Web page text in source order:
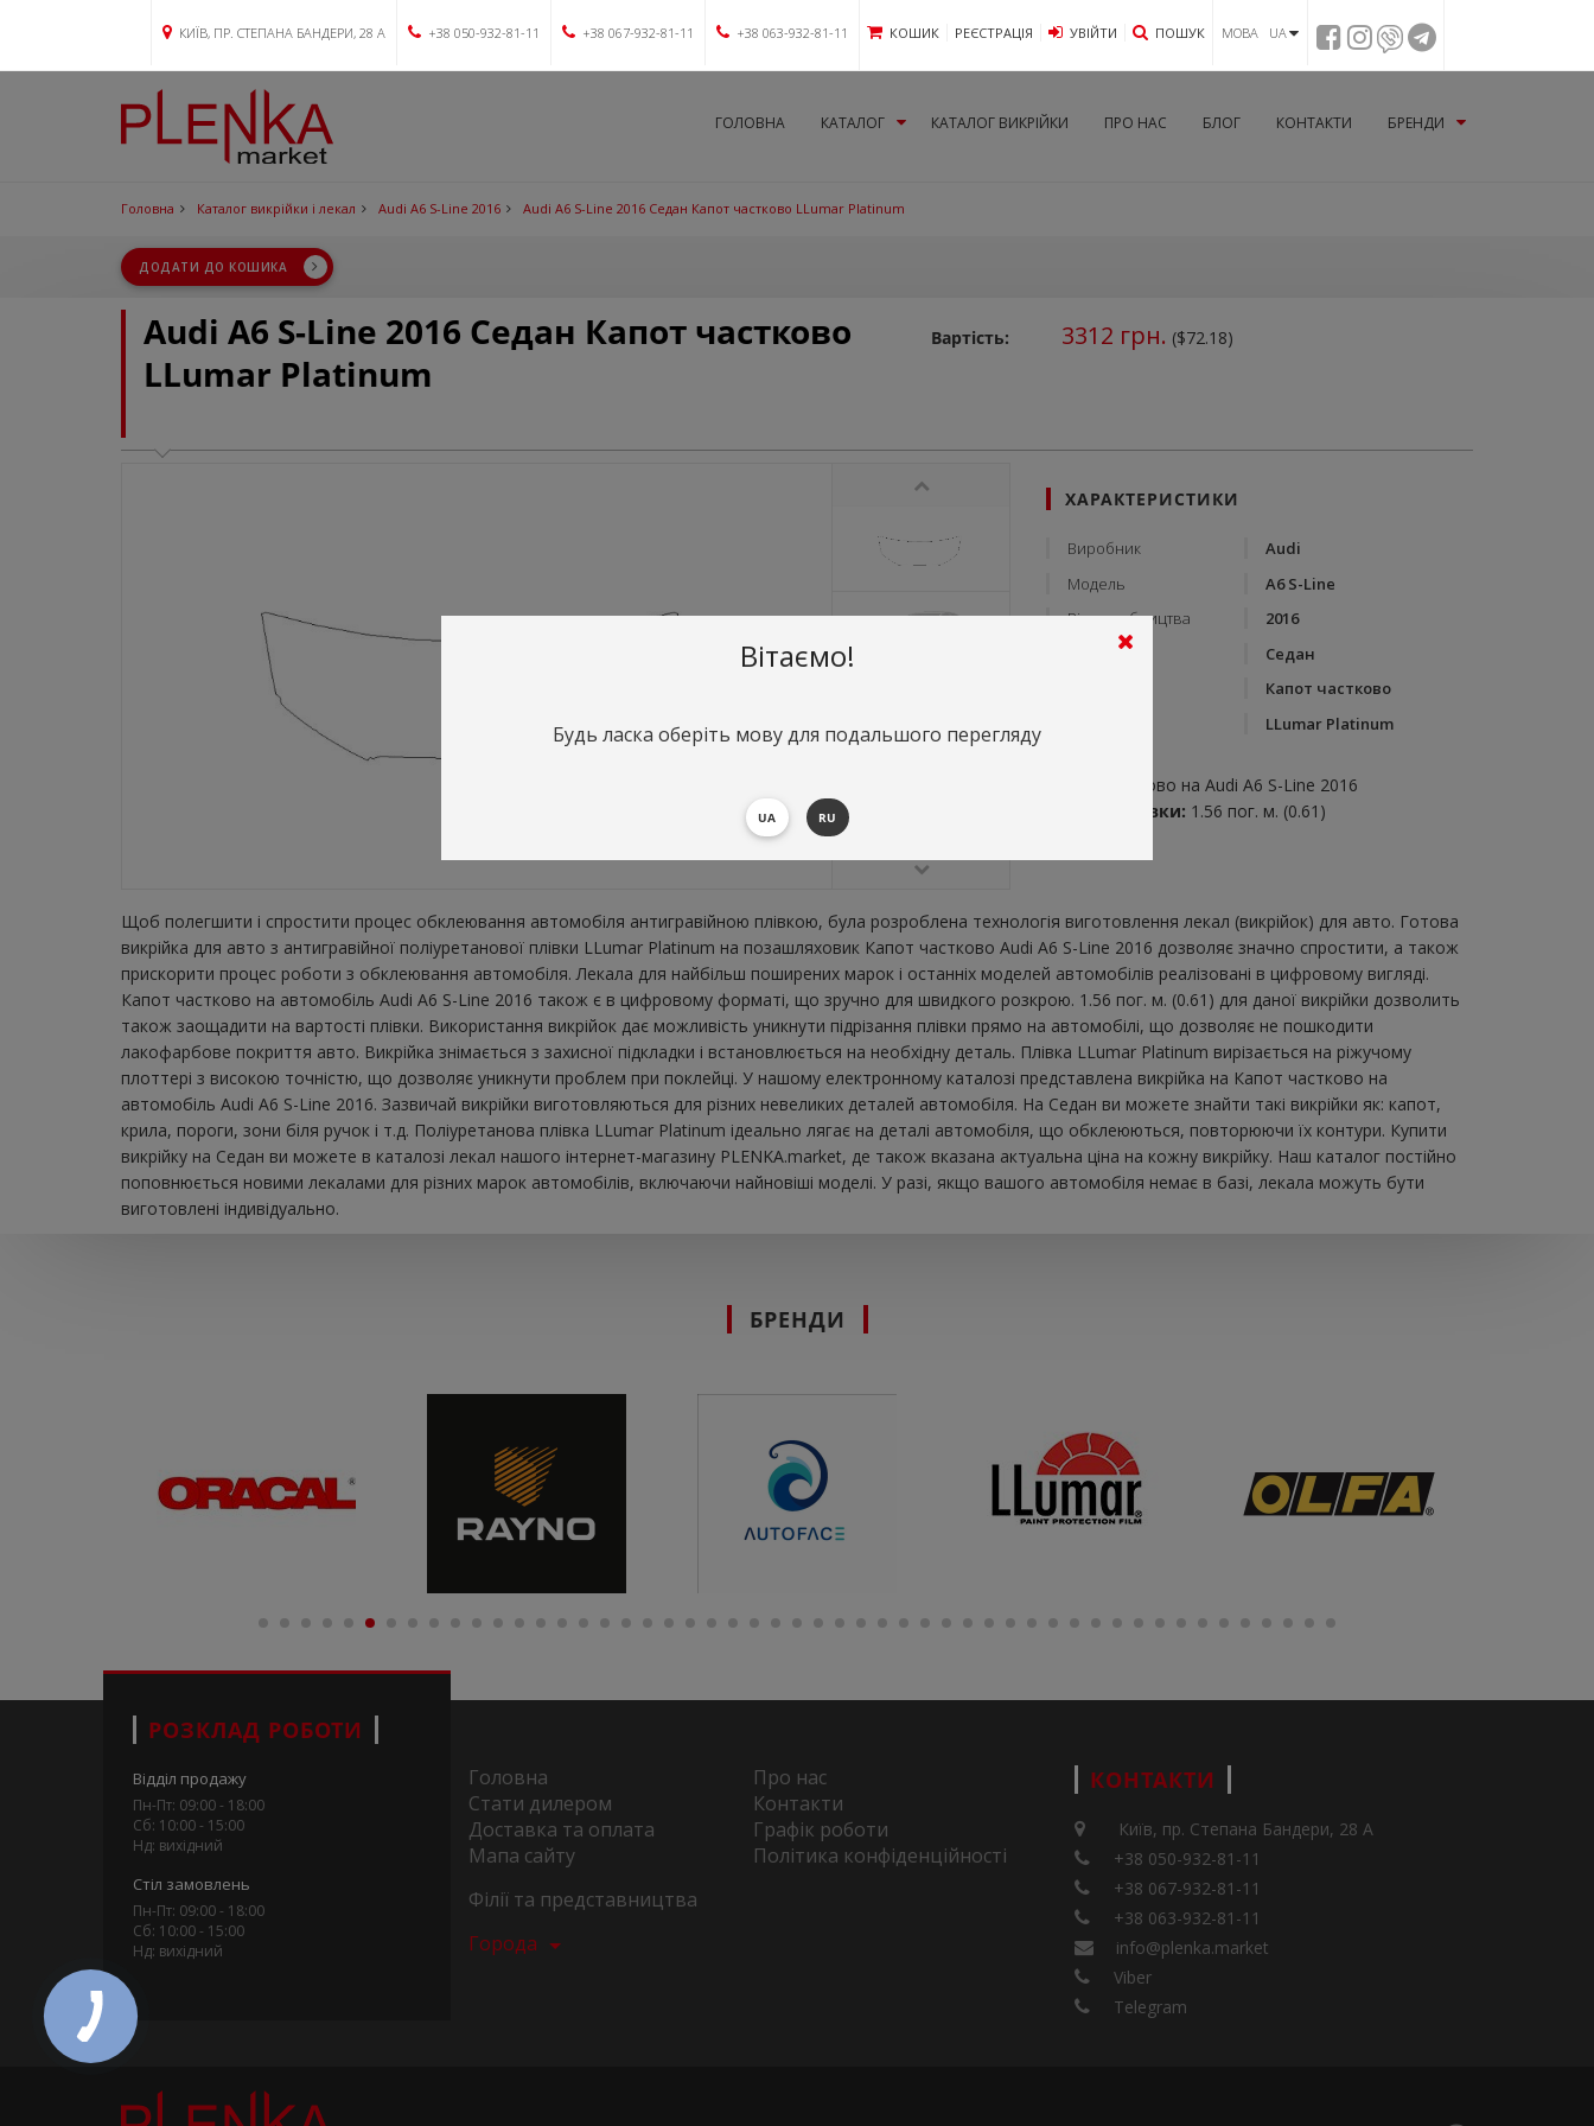
КИЇВ, ПР. СТЕПАНА БАНДЕРИ, 28 А +38 050-932-81-11 +38 067-932-81-11 +38 063-932-81-11 КОШИК РЕЄСТРАЦІЯ УВIЙТИ ПОШУК МОВА UA
ГОЛОВНА КАТАЛОГ КАТАЛОГ ВИКРІЙКИ ПРО НАС БЛОГ КОНТАКТИ БРЕНДИ
Головна Каталог викрійки і лекал Audi A6 S-Line 2016 Audi A6 S-Line 2016 Седан Капот частково LLumar Platinum
ДОДАТИ ДО КОШИКА
Audi A6 S-Line 2016 Седан Капот частково
LLumar Platinum
Вартість: 3312 грн. ($72.18)
ХАРАКТЕРИСТИКИ
Виробник
Audi
Модель
A6 S-Line
Рік виробництва
2016
Тип кузову
Седан
Капот частково
LLumar Platinum
Капот частково на Audi A6 S-Line 2016
Витрата плівки: 1.56 пог. м. (0.61)
Щоб полегшити і спростити процес обклеювання автомобіля антигравійною плівкою, була розроблена технологія виготовлення лекал (викрійок) для авто. Готова
викрійка для авто з антигравійної поліуретанової плівки LLumar Platinum на позашляховик Капот частково Audi A6 S-Line 2016 дозволяє значно спростити, а також
прискорити процес роботи з обклеювання автомобіля. Лекала для найбільш поширених марок і останніх моделей автомобілів реалізовані в цифровому вигляді.
Капот частково на автомобіль Audi A6 S-Line 2016 також є в цифровому форматі, що зручно для швидкого розкрою. 1.56 пог. м. (0.61) для даної викрійки дозволить
також заощадити на вартості плівки. Використання викрійок дає можливість уникнути підрізання плівки прямо на автомобілі, що дозволяє не пошкодити
лакофарбове покриття авто. Викрійка знімається з захисної підкладки і встановлюється на необхідну деталь. Плівка LLumar Platinum вирізається на ріжучому
плоттері з високою точністю, що дозволяє уникнути проблем при поклейці. У нашому електронному каталозі представлена ​​викрійка на Капот частково на
автомобіль Audi A6 S-Line 2016. Зазвичай викрійки виготовляються для різних невеликих деталей автомобіля. На Седан ви можете знайти такі викрійки як: капот,
крила, пороги, зони біля ручок і т.д. Поліуретанова плівка LLumar Platinum ідеально лягає на деталі автомобіля, що обклеюються, повторюючи їх контури. Купити
викрійку на Седан ви можете в каталозі лекал нашого інтернет-магазину PLENKA.market, де також вказана актуальна ціна на кожну викрійку. Наш каталог постійно
поповнюється новими лекалами для різних марок автомобілів, включаючи найновіші моделі. У разі, якщо вашого автомобіля немає в базі, лекала можуть бути
виготовлені індивідуально.
БРЕНДИ
РОЗКЛАД РОБОТИ
Відділ продажу
Пн-Пт: 09:00 - 18:00
Сб: 10:00 - 15:00
Нд: вихідний
Стіл замовлень
Пн-Пт: 09:00 - 18:00
Сб: 10:00 - 15:00
Нд: вихідний
Головна
Про нас
Стати дилером
Контакти
Доставка та оплата
Графік роботи
Мапа сайту
Політика конфіденційності
Філії та представництва
Города
КОНТАКТИ
Київ, пр. Степана Бандери, 28 А
+38 050-932-81-11
+38 067-932-81-11
+38 063-932-81-11
info@plenka.market
Viber
Telegram
Вітаємо!
Будь ласка оберіть мову для подальшого перегляду
UA RU